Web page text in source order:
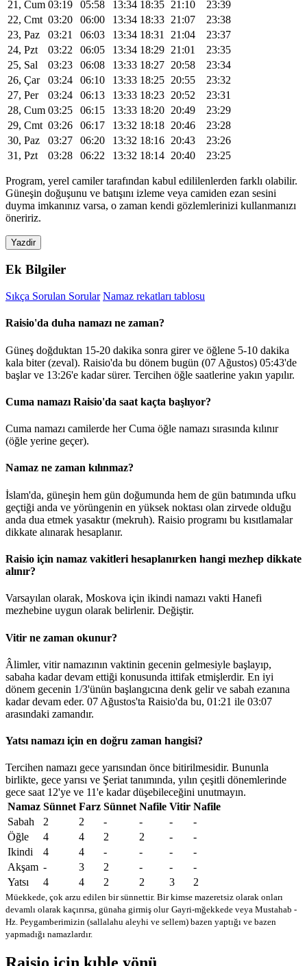
21, Cum 03:19 05:58 13:34 18:35 21:10
23:39
22, Cmt 03:20 06:00 13:34 18:33 21:07
23:38
23, Paz
03:21 06:03 13:34 18:31 21:04
23:37
24, Pzt
03:22 06:05 13:34 18:29 21:01
23:35
25, Sal
03:23 06:08 13:33 18:27 20:58
23:34
26, Çar
03:24 06:10 13:33 18:25 20:55
23:32
27, Per
03:24 06:13 13:33 18:23 20:52
23:31
28, Cum 03:25 06:15 13:33 18:20 20:49
23:29
29, Cmt 03:26 06:17 13:32 18:18 20:46
23:28
30, Paz
03:27 06:20 13:32 18:16 20:43
23:26
31, Pzt
03:28 06:22 13:32 18:14 20:40 23:25
Program, yerel camiler tarafından kabul edililenlerden farklı olabilir.
Güneşin doğuşunu ve batışını izleme veya camiden ezan sesini
duyma imkanınız varsa, o zaman kendi gözlemlerinizi kullanmanızı
öneririz.
Yazdir
Ek Bilgiler
Sıkça Sorulan Sorular Namaz rekatları tablosu
Raisio'da duha namazı ne zaman?
Güneş doğduktan 15-20 dakika sonra girer ve öğlene 5-10 dakika
kala biter (zeval). Raisio'da bu dönem bugün (07 Ağustos) 05:43'de
başlar ve 13:26'e kadar sürer. Tercihen öğle saatlerine yakın yapılır.
Cuma namazı Raisio'da saat kaçta başlıyor?
Cuma namazı camilerde her Cuma öğle namazı sırasında kılınır
(öğle yerine geçer).
Namaz ne zaman kılınmaz?
İslam'da, güneşin hem gün doğumunda hem de gün batımında ufku
geçtiği anda ve yörüngenin en yüksek noktası olan zirvede olduğu
anda dua etmek yasaktır (mekruh). Raisio programı bu kısıtlamalar
dikkate alınarak hesaplanır.
Raisio için namaz vakitleri hesaplanırken hangi mezhep dikkate
alınır?
Varsayılan olarak, Moskova için ikindi namazı vakti Hanefi
mezhebine uygun olarak belirlenir. Değiştir.
Vitir ne zaman okunur?
Âlimler, vitir namazının vaktinin gecenin gelmesiyle başlayıp,
sabaha kadar devam ettiği konusunda ittifak etmişlerdir. En iyi
dönem gecenin 1/3'ünün başlangıcına denk gelir ve sabah ezanına
kadar devam eder. 07 Ağustos'ta Raisio'da bu, 01:21 ile 03:07
arasındaki zamandır.
Yatsı namazı için en doğru zaman hangisi?
Tercihen namazı gece yarısından önce bitirilmesidir. Bununla
birlikte, gece yarısı ve Şeriat tanımında, yılın çeşitli dönemlerinde
gece saat 12'ye ve 11'e kadar düşebileceğini unutmayın.
Namaz Sünnet Farz Sünnet Nafile Vitir Nafile
Sabah
2 2 - - -
-
Öğle
4 4 2 2 -
-
Ikindi
4 4 - - -
-
Akşam - 3 2 - -
-
Yatsı
4 4 2 2 3 2
Müekkede, çok arzu edilen bir sünnettir. Bir kimse mazeretsiz olarak onları
devamlı olarak kaçırırsa, günaha girmiş olur Gayri-mğekkede veya Mustahab -
Hz. Peygamberimizin (sallalahu aleyhi ve sellem) bazen yaptığı ve bazen
yapmadığı namazlardır.